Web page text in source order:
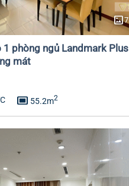
imagesmode7
1 phòng ngủ Landmark Plus
mát
capture 55.2m2